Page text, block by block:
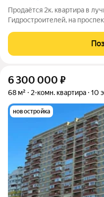
Продаётся 2к. квартира в
Гидростроителей, на
Дом 2014 г.п. Планировка
стороны: большая прихожая,
6 300 000 ₽
68 м² 2-комн. квартира 10
новостройка